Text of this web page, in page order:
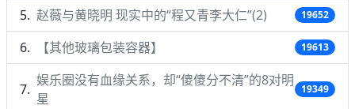
赵薇与黄晓明 现实中的“程又青李大仁”(2) 19652
【其他玻璃包装容器】 19613
娱乐圈没有血缘关系，却“傻傻分不清”的8对明
星
19349